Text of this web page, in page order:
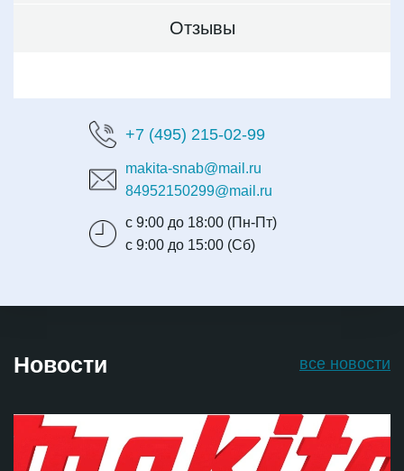
Отзывы
+7 (495) 215-02-99
makita-snab@mail.ru
84952150299@mail.ru
с 9:00 до 18:00 (Пн-Пт)
с 9:00 до 15:00 (Сб)
Новости все новости